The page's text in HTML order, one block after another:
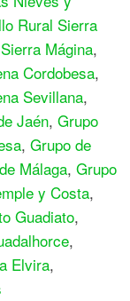
Rural Sierra
Mágina,
Cordobesa,
Sevillana,
Jaén, Grupo
, Grupo de
Málaga, Grupo
y Costa,
Guadiato,
,
Elvira,